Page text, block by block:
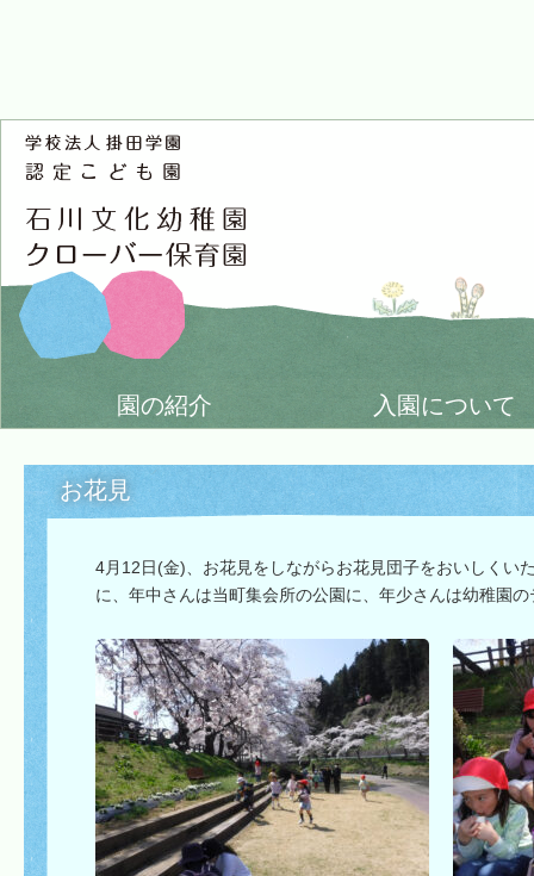
園の紹介 入園について
お花見
4月12日(金)、お花見をしながらお花見団子をおいしくい
に、年中さんは当町集会所の公園に、年少さんは幼稚園